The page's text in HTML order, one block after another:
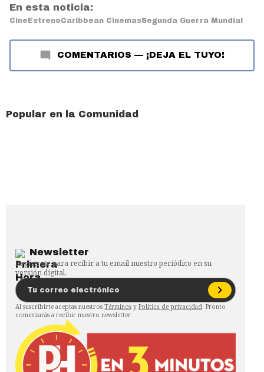
En esta noticia:
Cine EstrenoCaribbean CinemasSegunda Guerra Mundial
COMENTARIOS — ¡DEJA EL TUYO!
Popular en la Comunidad
Newsletter
Regístrate para recibir a tu email nuestro periódico en su
versión digital.
Al suscribirte aceptas nuestros Términos y Política de privacidad. Pronto
comenzarás a recibir nuestro newsletter.